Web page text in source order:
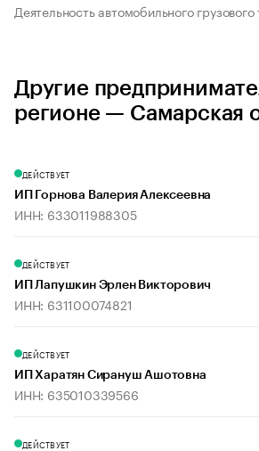
Деятельность автомобильного
Другие
регионе — Самарская
ДЕЙСТВУЕТ
ИП Горнова Валерия Алексеевна
ИНН: 633011988305
ДЕЙСТВУЕТ
ИП Лапушкин Эрлен Викторович
ИНН: 631100074821
ДЕЙСТВУЕТ
ИП Харатян Сирануш Ашотовна
ИНН: 635010339566
ДЕЙСТВУЕТ